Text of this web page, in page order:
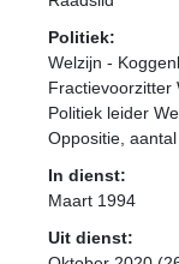
Politiek:
Welzijn -
Fractievoorzitter
Politiek leider
Oppositie ,
In dienst:
Maart 1994
Uit dienst: